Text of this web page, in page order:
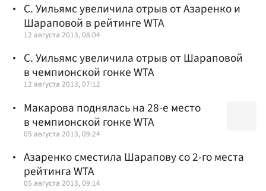
С. Уильямс увеличила отрыв от Азаренко и
Шараповой в рейтинге WTA
12 августа 2013, 08:04
C. Уильямс увеличила отрыв от Шараповой
в чемпионской гонке WTA
12 августа 2013, 07:12
Макарова поднялась на 28-е место
в чемпионской гонке WTA
05 августа 2013, 09:24
Азаренко сместила Шарапову со 2-го места
рейтинга WTA
05 августа 2013, 09:14